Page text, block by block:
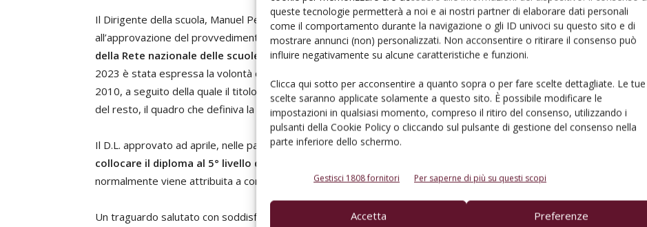
queste tecnologie permetterà a noi e ai nostri partner di elaborare dati personali
come il comportamento durante la navigazione o gli ID univoci su questo sito e di
mostrare annunci (non) personalizzati. Non acconsentire o ritirare il consenso può
influire negativamente su alcune caratteristiche e funzioni.
Clicca qui sotto per acconsentire a quanto sopra o per fare scelte dettagliate. Le tue
scelte saranno applicate solamente a questo sito. È possibile modificare le
impostazioni in qualsiasi momento, compreso il ritiro del consenso, utilizzando i
pulsanti della Cookie Policy o cliccando sul pulsante di gestione del consenso nella
parte inferiore dello schermo.
Gestisci 1808 fornitori Per saperne di più su questi scopi
Accetta Preferenze
Il Dirigente della scuola, Manuel Penasa, ha ricostruito l’origine dell’iniziativa che ha portato
all’approvazione del provvedimento legislativo, risultato ottenuto grazie anche all’interlocuzione
della Rete nazionale delle scuole enologiche, di cui FEM è capofila, sostenuta da Assoenologi
2023 è stata espressa la volontà di rimediare alle criticità originatesi dalla riforma scolastica del
2010, a seguito della quale il titolo di enotecnico non poteva più essere rilasciato; veniva a mancare,
del resto, il quadro che definiva la figura dell’enotecnico nella normativa italiana ed europea.
Il D.L. approvato ad aprile, nelle parole del prof. Penasa, raggiunge anche l’importante obiettivo di
collocare il diploma al 5° livello del Quadro Nazionale di Qualificazione (QNQ)
normalmente viene attribuita a corsi post-diploma biennali.
Un traguardo salutato con soddisfazione anche dall’assessore provinciale all'agricoltura, promozione